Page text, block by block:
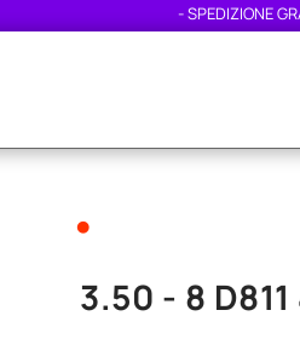
- SPEDIZIONE
•
3.50 - 8 D811